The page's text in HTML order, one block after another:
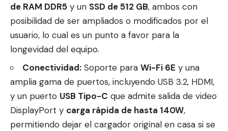
de RAM DDR5 y un SSD de 512 GB, ambos con
posibilidad de ser ampliados o modificados por el
usuario, lo cual es un punto a favor para la
longevidad del equipo.
Conectividad: Soporte para Wi-Fi 6E y una
amplia gama de puertos, incluyendo USB 3.2, HDMI,
y un puerto USB Tipo-C que admite salida de video
DisplayPort y carga rápida de hasta 140W,
permitiendo dejar el cargador original en casa si se